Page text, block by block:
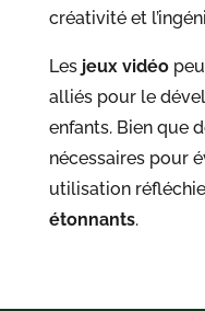
créativité et
Les jeux vidéo
alliés pour le
enfants. Bien que
nécessaires pour
utilisation
étonnants.